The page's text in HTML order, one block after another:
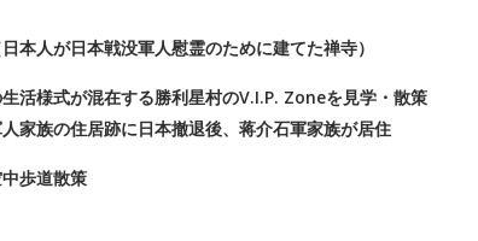
本人が日本戦没軍人慰霊のために建てた禅寺）
活様式が混在する勝利星村のV.I.P. Zoneを見学・散策
家族の住居跡に日本撤退後、蒋介石軍家族が居住
歩道散策